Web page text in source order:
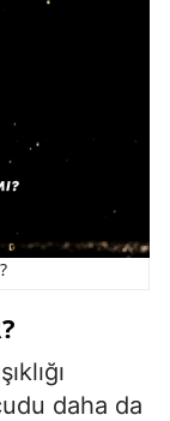
daha da